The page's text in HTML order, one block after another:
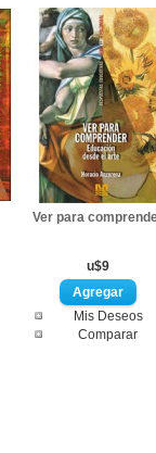
Ver para
u$9
Mis Deseos
Comparar